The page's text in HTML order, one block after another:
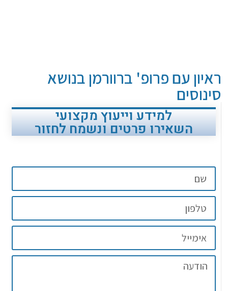
ראיון עם פרופ' ברוורמן בנושא
סינוסים
למידע וייעוץ מקצועי
השאירו פרטים ונשמח לחזור